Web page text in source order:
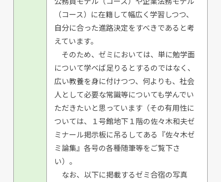
（コース）に在籍して幅広く学習しつつ、
自分に合った進路決定をすべきであると考
えています。
そのため、ゼミにおいては、単に勉学面
について学べば足りるとするのではなく、
広い教養を身に付けつつ、何よりも、社会
人として必要な常識等についても学んでい
ただきたいと思っています（その有用性に
ついては、１号館地下１階の佐々木和夫ゼ
ミナール掲示板に吊るしてある『佐々木ゼ
ミ論集』各号の各種随筆等をご覧下さ
い）。
なお、以下に掲載するゼミ合宿の写真